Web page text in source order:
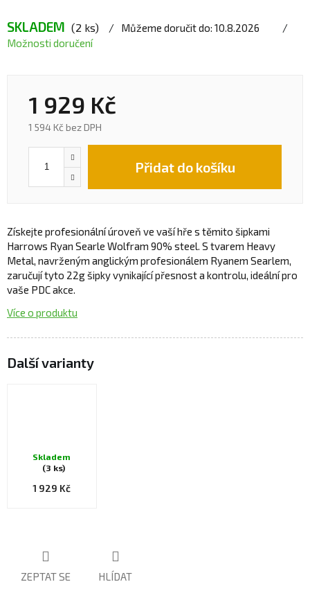
SKLADEM (2 ks) Můžeme doručit do: 10.8.2026
Možnosti doručení
1 929 Kč
1 594 Kč bez DPH
Přidat do košíku
Získejte profesionální úroveň ve vaší hře s těmito šipkami
Harrows Ryan Searle Wolfram 90% steel. S tvarem Heavy
Metal, navrženým anglickým profesionálem Ryanem Searlem,
zaručují tyto 22g šipky vynikající přesnost a kontrolu, ideální pro
vaše PDC akce.
Více o produktu
Skladem
(3 ks)
1 929 Kč
ZEPTAT SE HLÍDAT